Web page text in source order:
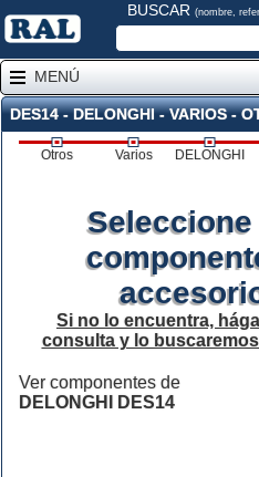
BUSCAR (nombre,
MENÚ
DES14 - DELONGHI - VARIOS -
Otros Varios DELONGHI
Seleccione
Si no lo encuentra,
consulta y lo
Ver componentes de
DELONGHI DES14